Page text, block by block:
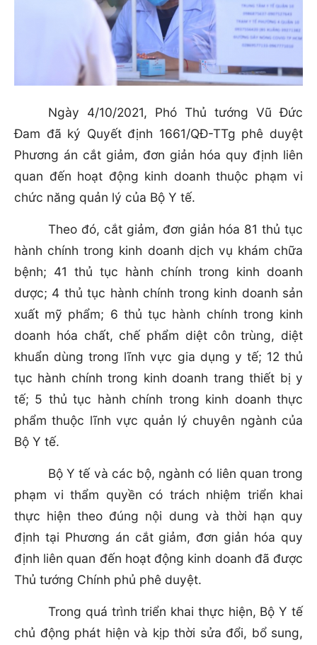
Ngày 4/10/2021, Phó Thủ tướng Vũ Đức
Đam đã ký Quyết định 1661/QĐ-TTg phê duyệt
Phương án cắt giảm, đơn giản hóa quy định liên
quan đến hoạt động kinh doanh thuộc phạm vi
chức năng quản lý của Bộ Y tế.
Theo đó, cắt giảm, đơn giản hóa 81 thủ tục
hành chính trong kinh doanh dịch vụ khám chữa
bệnh; 41 thủ tục hành chính trong kinh doanh
dược; 4 thủ tục hành chính trong kinh doanh sản
xuất mỹ phẩm; 6 thủ tục hành chính trong kinh
doanh hóa chất, chế phẩm diệt côn trùng, diệt
khuẩn dùng trong lĩnh vực gia dụng y tế; 12 thủ
tục hành chính trong kinh doanh trang thiết bị y
tế; 5 thủ tục hành chính trong kinh doanh thực
phẩm thuộc lĩnh vực quản lý chuyên ngành của
Bộ Y tế.
Bộ Y tế và các bộ, ngành có liên quan trong
phạm vi thẩm quyền có trách nhiệm triển khai
thực hiện theo đúng nội dung và thời hạn quy
định tại Phương án cắt giảm, đơn giản hóa quy
định liên quan đến hoạt động kinh doanh đã được
Thủ tướng Chính phủ phê duyệt.
Trong quá trình triển khai thực hiện, Bộ Y tế
chủ động phát hiện và kịp thời sửa đổi, bổ sung,